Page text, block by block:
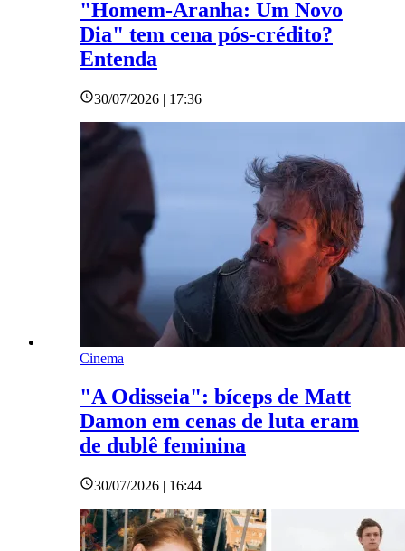
"Homem-Aranha: Um Novo
Dia" tem cena pós-crédito?
Entenda
30/07/2026 | 17:36
Cinema
"A Odisseia": bíceps de Matt
Damon em cenas de luta eram
de dublê feminina
30/07/2026 | 16:44